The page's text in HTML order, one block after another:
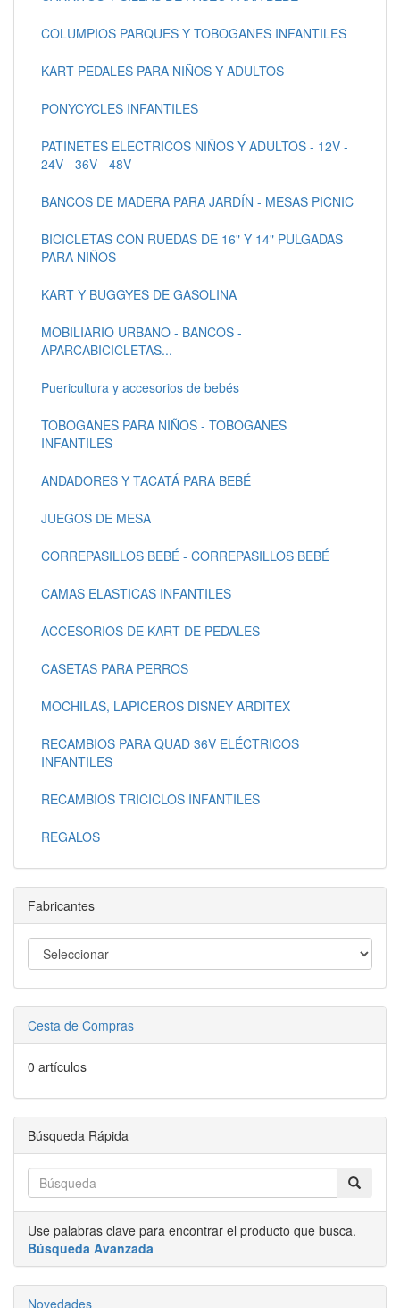
COLUMPIOS PARQUES Y TOBOGANES INFANTILES
KART PEDALES PARA NIÑOS Y ADULTOS
PONYCYCLES INFANTILES
PATINETES ELECTRICOS NIÑOS Y ADULTOS - 12V -
24V - 36V - 48V
BANCOS DE MADERA PARA JARDÍN - MESAS PICNIC
BICICLETAS CON RUEDAS DE 16" Y 14" PULGADAS
PARA NIÑOS
KART Y BUGGYES DE GASOLINA
MOBILIARIO URBANO - BANCOS -
APARCABICICLETAS...
Puericultura y accesorios de bebés
TOBOGANES PARA NIÑOS - TOBOGANES
INFANTILES
ANDADORES Y TACATÁ PARA BEBÉ
JUEGOS DE MESA
CORREPASILLOS BEBÉ - CORREPASILLOS BEBÉ
CAMAS ELASTICAS INFANTILES
ACCESORIOS DE KART DE PEDALES
CASETAS PARA PERROS
MOCHILAS, LAPICEROS DISNEY ARDITEX
RECAMBIOS PARA QUAD 36V ELÉCTRICOS
INFANTILES
RECAMBIOS TRICICLOS INFANTILES
REGALOS
Fabricantes
Cesta de Compras
0 artículos
Búsqueda Rápida
Use palabras clave para encontrar el producto que busca.
Búsqueda Avanzada
Novedades